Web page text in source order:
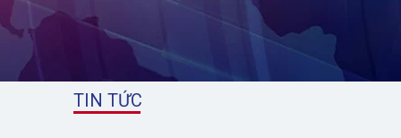
TIN TỨC